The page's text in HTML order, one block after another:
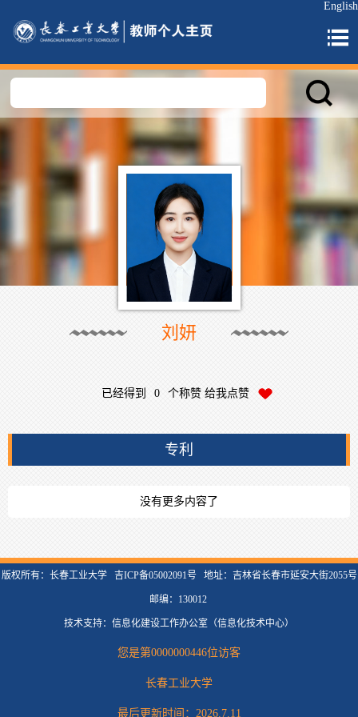
English
刘妍
已经得到 0 个称赞 给我点赞
专利
没有更多内容了
版权所有：长春工业大学 吉ICP备05002091号 地址：吉林省长春市延安大街2055号
邮编：130012
技术支持：信息化建设工作办公室（信息化技术中心）
您是第0000000446位访客
长春工业大学
最后更新时间： 2026.7.11